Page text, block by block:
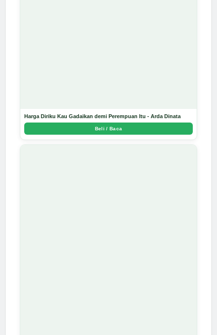
Harga Diriku Kau Gadaikan demi Perempuan Itu - Arda Dinata
Beli / Baca